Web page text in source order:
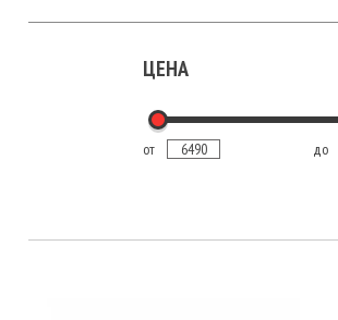
ЦЕНА
от до